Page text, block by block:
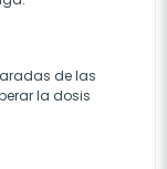
de las
la dosis